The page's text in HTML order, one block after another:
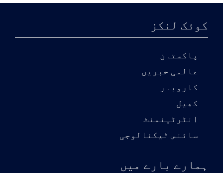
کوئک لنکز
پاکستان
عالمی خبریں
کاروبار
کھیل
انٹرٹینمنٹ
سائنس ٹیکنالوجی
ہمارے بارے میں